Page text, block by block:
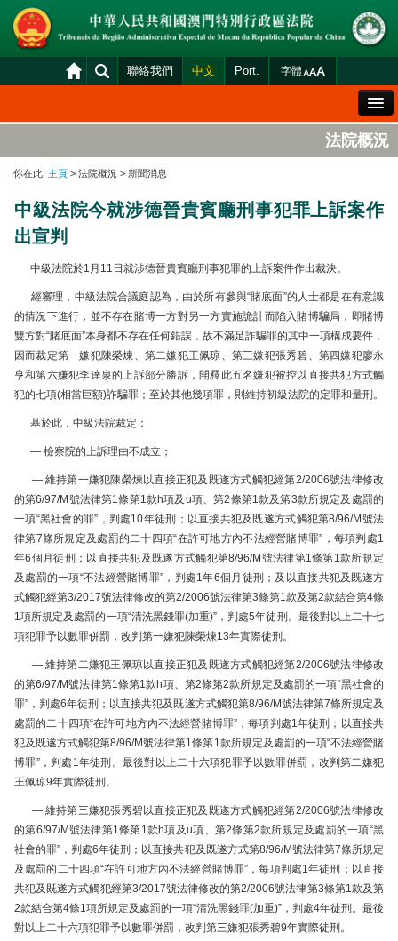
聯絡我們 中文 Port. 字體
法院概況
案件分發及排期
財產申報查閱
下載區
法院電子平台
法院概況
你在此: 主頁 > 法院概況 > 新聞消息
中級法院今就涉德晉貴賓廳刑事犯罪上訴案作
出宣判
中級法院於1 月 11 日就涉德晉貴賓廳刑事犯罪的上訴案件作出裁決。
經審理，中級法院合議庭認為，由於所有參與“賭底面”的人士都是在有意識
的情況下進行，並不存在賭博一方對另一方實施詭計而陷入賭博騙局，即賭博
雙方對“賭底面”本身都不存在任何錯誤，故不滿足詐騙罪的其中一項構成要件，
因而裁定第一嫌犯陳榮煉、第二嫌犯王佩琼、第三嫌犯張秀碧、第四嫌犯廖永
亨和第六嫌犯李達泉的上訴部分勝訴，開釋此五名嫌犯被控以直接共犯方式觸
犯的七項(相當巨額)詐騙罪；至於其他幾項罪，則維持初級法院的定罪和量刑。
基於此，中級法院裁定：
— 檢察院的上訴理由不成立；
— 維持第一嫌犯陳榮煉以直接正犯及既遂方式觸犯經第2/2006號法律修改
的第6/97/M號法律第1條第1款h項及u項、第2條第1款及第3款所規定及處罰的
一項“黑社會的罪”，判處10年徒刑；以直接共犯及既遂方式觸犯第8/96/M號法
律第7條所規定及處罰的二十四項“在許可地方內不法經營賭博罪”，每項判處1
年6個月徒刑；以直接共犯及既遂方式觸犯第8/96/M號法律第1條第1款所規定
及處罰的一項“不法經營賭博罪”，判處1年6個月徒刑；及以直接共犯及既遂方
式觸犯經第3/2017號法律修改的第2/2006號法律第3條第1款及第2款結合第4條
1項所規定及處罰的一項“清洗黑錢罪(加重)”，判處5年徒刑。最後對以上二十七
項犯罪予以數罪併罰，改判第一嫌犯陳榮煉13年實際徒刑。
— 維持第二嫌犯王佩琼以直接正犯及既遂方式觸犯經第2/2006號法律修改
的第6/97/M號法律第1條第1款h項、第2條第2款所規定及處罰的一項“黑社會的
罪”，判處6年徒刑；以直接共犯及既遂方式觸犯第8/96/M號法律第7條所規定及
處罰的二十四項“在許可地方內不法經營賭博罪”，每項判處1年徒刑；以直接共
犯及既遂方式觸犯第8/96/M號法律第1條第1款所規定及處罰的一項“不法經營賭
博罪”，判處1年徒刑。最後對以上二十六項犯罪予以數罪併罰，改判第二嫌犯
王佩琼9年實際徒刑。
— 維持第三嫌犯張秀碧以直接正犯及既遂方式觸犯經第2/2006號法律修改
的第6/97/M號法律第1條第1款 h項及u項、第2條第2款所規定及處罰的一項“黑
社會的罪” ，判處6年徒刑；以直接共犯及既遂方式第8/96/M號法律第7條所規定
及處罰的二十四項“在許可地方內不法經營賭博罪” ，每項判處1年徒刑；以直接
共犯及既遂方式觸犯經第3/2017號法律修改的第2/2006號法律第3條第1款及第
2款結合第4條1項所規定及處罰的一項“清洗黑錢罪(加重)” ，判處4年徒刑。最後
對以上二十六項犯罪予以數罪併罰，改判第三嫌犯張秀碧9年實際徒刑。